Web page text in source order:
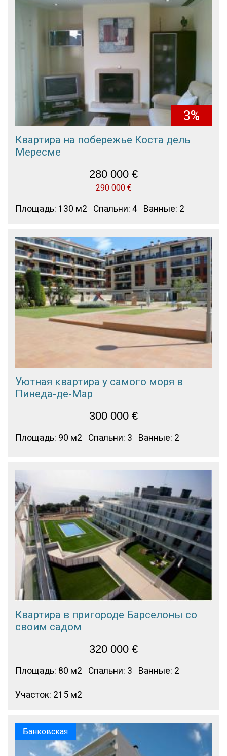
3%
Квартира на побережье Коста дель
Мересме
280 000 €
290 000 €
Площадь: 130 м2 Спальни: 4 Ванные: 2
Уютная квартира у самого моря в
Пинеда-де-Мар
300 000 €
Площадь: 90 м2 Спальни: 3 Ванные: 2
Квартира в пригороде Барселоны со
своим садом
320 000 €
Площадь: 80 м2 Спальни: 3 Ванные: 2
Участок: 215 м2
Банковская